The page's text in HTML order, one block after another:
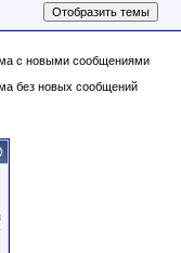
с новыми сообщениями
без новых сообщений